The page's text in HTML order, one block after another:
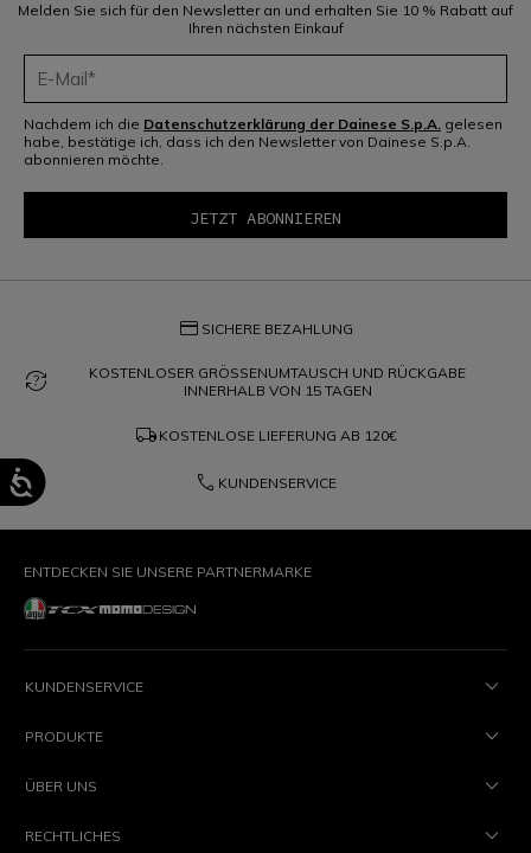
Melden Sie sich für den Newsletter an und erhalten Sie 10 % Rabatt auf
Ihren nächsten Einkauf
Nachdem ich die Datenschutzerklärung der Dainese S.p.A. gelesen
habe, bestätige ich, dass ich den Newsletter von Dainese S.p.A.
abonnieren möchte.
credit_card SICHERE BEZAHLUNG
question_exchange
KOSTENLOSER GRÖSSENUMTAUSCH UND RÜCKGABE
INNERHALB VON 15 TAGEN
local_shipping KOSTENLOSE LIEFERUNG AB 120€
phone KUNDENSERVICE
ENTDECKEN SIE UNSERE PARTNERMARKE
KUNDENSERVICE
PRODUKTE
ÜBER UNS
RECHTLICHES